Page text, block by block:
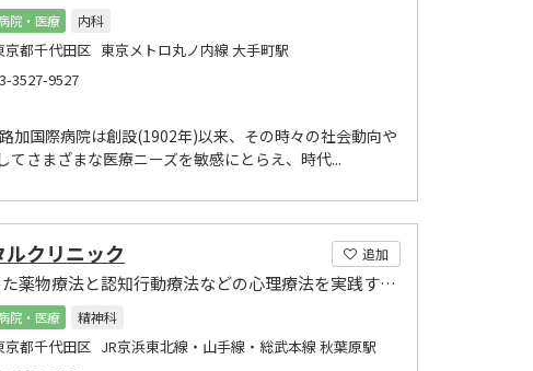
院・医療
内科
京都千代田区 東京メトロ丸ノ内線 大手町駅
3527-9527
加国際病院は創設(1902年)以来、その時々の社会動向や
てさまざまな医療ニーズを敏感にとらえ、時代...
追加
クリニック
今まで培ってきた薬物療法と認知行動療法などの心理療法を実践するメンタルクリニック
院・医療
精神科
京都千代田区 JR京浜東北線・山手線・総武本線 秋葉原駅